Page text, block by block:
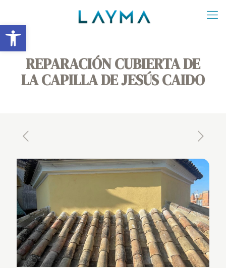
Abrir barra de herramientas
REPARACIÓN CUBIERTA DE
LA CAPILLA DE JESÚS CAIDO